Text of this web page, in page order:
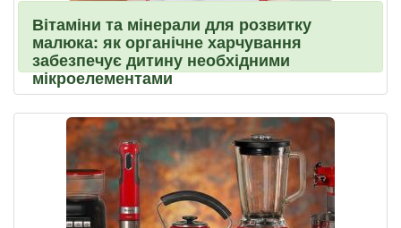
Вітаміни та мінерали для розвитку
малюка: як органічне харчування
забезпечує дитину необхідними
мікроелементами